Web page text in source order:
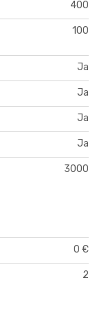
400
100
Ja
Ja
Ja
Ja
3000
0 €
2